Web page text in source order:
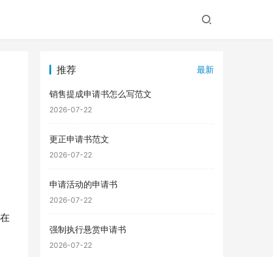
推荐 最新
销售提成申请书怎么写范文
2026-07-22
更正申请书范文
2026-07-22
申请活动的申请书
2026-07-22
强制执行悬赏申请书
2026-07-22